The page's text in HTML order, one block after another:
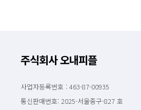
주식회사 오내피플
사업자등록번호 : 463-87-00935
통신판매번호: 2025-서울중구-827 호